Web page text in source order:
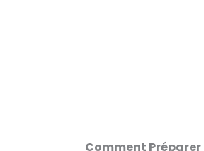
Comment